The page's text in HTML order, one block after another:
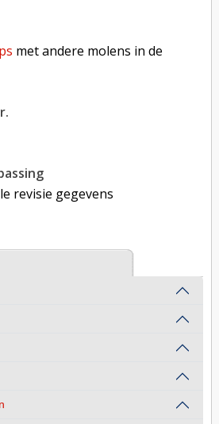
met andere molens in de
revisie gegevens